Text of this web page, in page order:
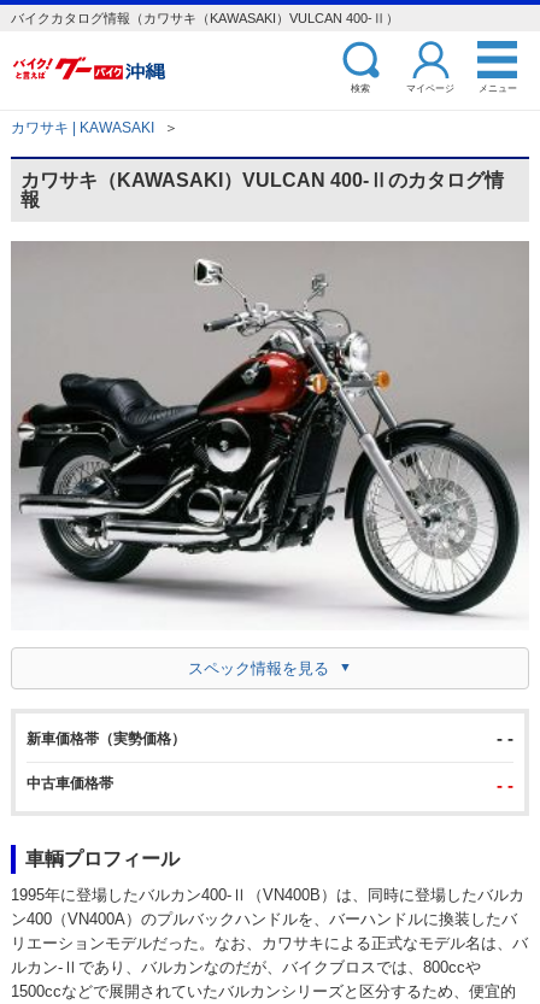
バイクカタログ情報（カワサキ（KAWASAKI）VULCAN 400-Ⅱ）
検索 マイページ メニュー
カワサキ | KAWASAKI ＞
カワサキ（KAWASAKI）VULCAN 400-Ⅱのカタログ情
報
スペック情報を見る
新車価格帯（実勢価格） - -
中古車価格帯 - -
車輌プロフィール
1995年に登場したバルカン400-Ⅱ（VN400B）は、同時に登場したバルカ
ン400（VN400A）のプルバックハンドルを、バーハンドルに換装したバ
リエーションモデルだった。なお、カワサキによる正式なモデル名は、バ
ルカン-Ⅱであり、バルカンなのだが、バイクブロスでは、800ccや
1500ccなどで展開されていたバルカンシリーズと区分するため、便宜的